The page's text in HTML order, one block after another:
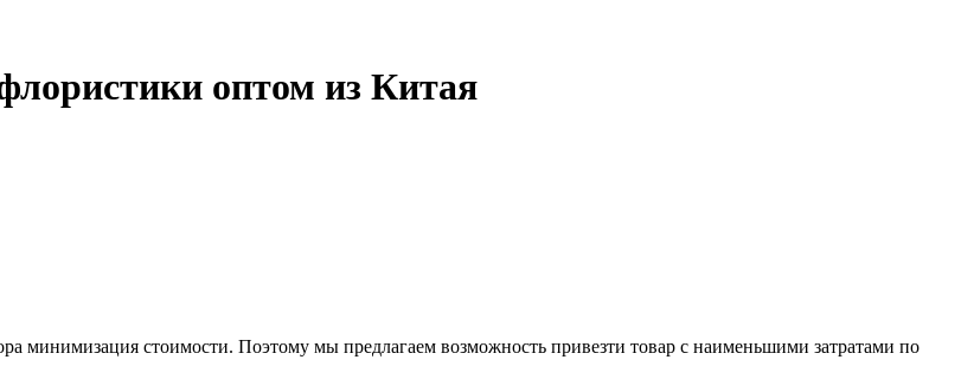
оптом из Китая
минимизация стоимости. Поэтому мы предлагаем возможность привезти товар с наименьшими затратами по